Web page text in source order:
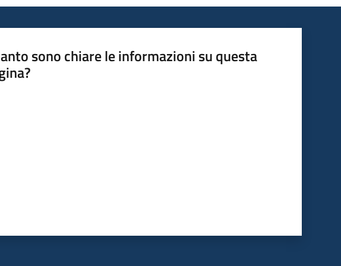
sono chiare le informazioni su questa